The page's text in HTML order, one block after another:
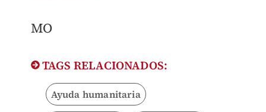
MO
TAGS RELACIONADOS:
Ayuda humanitaria